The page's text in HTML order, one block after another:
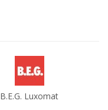
B.E.G. Luxomat